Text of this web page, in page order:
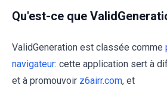
Qu'est-ce que
ValidGeneration est classée comme
navigateur: cette application sert à
et à promouvoir z6airr.com, et